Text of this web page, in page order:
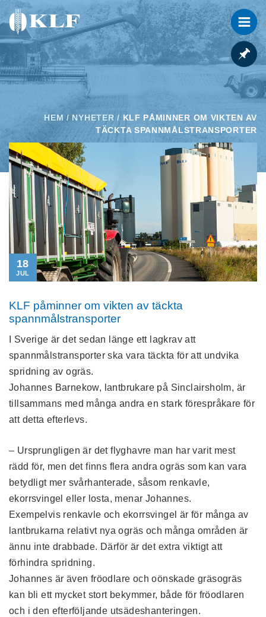
HEM / NYHETER / KLF PÅMINNER OM VIKTEN AV
TÄCKTA SPANNMÅLSTRANSPORTER
18
JUL
KLF påminner om vikten av täckta
spannmålstransporter
I Sverige är det sedan länge ett lagkrav att
spannmålstransporter ska vara täckta för att undvika
spridning av ogräs.
Johannes Barnekow, lantbrukare på Sinclairsholm, är
tillsammans med många andra en stark förespråkare för
att detta efterlevs.
– Ursprungligen är det flyghavre man har varit mest
rädd för, men det finns flera andra ogräs som kan vara
betydligt mer svårhanterade, såsom renkavle,
ekorrsvingel eller losta, menar Johannes.
Exempelvis renkavle och ekorrsvingel är för många av
lantbrukarna relativt nya ogräs och många områden är
ännu inte drabbade. Därför är det extra viktigt att
förhindra spridning.
Johannes är även fröodlare och oönskade gräsogräs
kan bli ett mycket stort bekymmer, både för fröodlaren
och i den efterföljande utsädeshanteringen.